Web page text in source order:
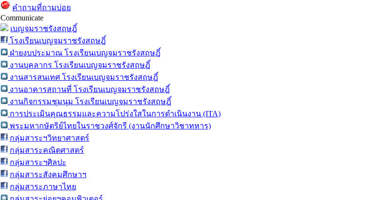
คำถามที่ถามบ่อย
Communicate
เบญจมราชรังสฤษฎิ์
โรงเรียนเบญจมราชรังสฤษฎิ์
ฝ่ายงบประมาณ โรงเรียนเบญจมราชรังสฤษฎิ์
งานบุคลากร โรงเรียนเบญจมราชรังสฤษฎิ์
งานสารสนเทศ โรงเรียนเบญจมราชรังสฤษฎิ์
งานอาคารสถานที่ โรงเรียนเบญจมราชรังสฤษฎิ์
งานกิจกรรมชุมนุม โรงเรียนเบญจมราชรังสฤษฎิ์
การประเมินคุณธรรมและความโปร่งใสในการดำเนินงาน (ITA)
พระมหากษัตริย์ไทยในราชวงศ์จักรี (งานนักศึกษาวิชาทหาร)
กลุ่มสาระฯวิทยาศาสตร์
กลุ่มสาระคณิตศาสตร์
กลุ่มสาระฯศิลปะ
กลุ่มสาระสังคมศึกษาฯ
กลุ่มสาระภาษาไทย